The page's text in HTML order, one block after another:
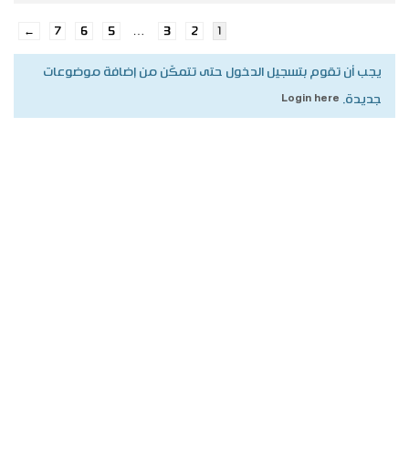
1
2
3
…
5
6
7
←
يجب أن تقوم بتسجيل الدخول حتى تتمكّن من إضافة موضوعات
جديدة. Login here